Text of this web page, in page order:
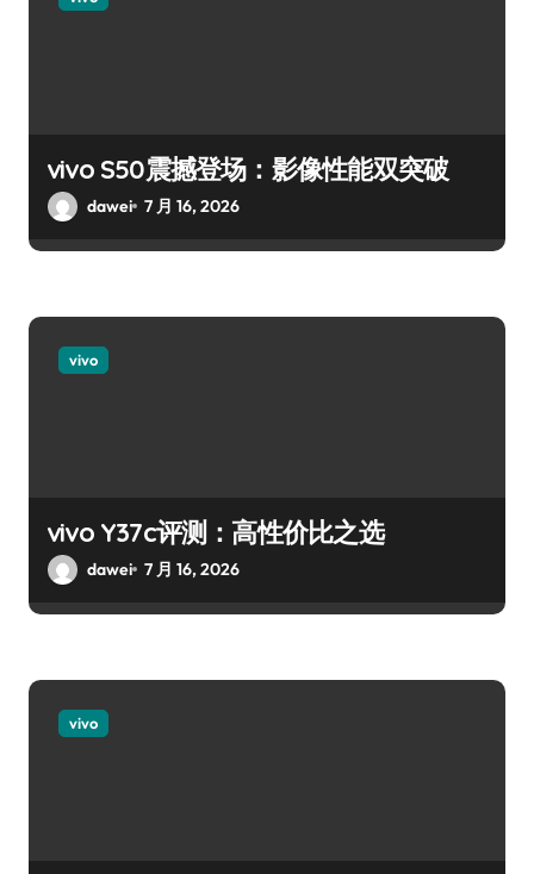
vivo S50震撼登场：影像性能双突破
dawei 7 月 16, 2026
vivo
vivo Y37c评测：高性价比之选
dawei 7 月 16, 2026
vivo